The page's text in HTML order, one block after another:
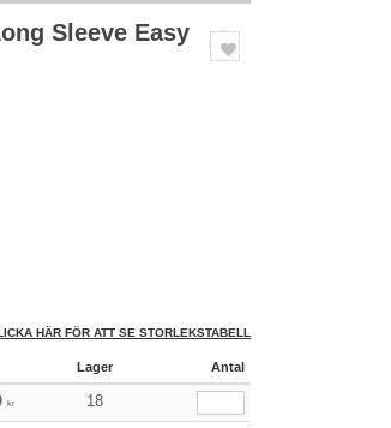
Sleeve Easy
HÄR FÖR ATT SE STORLEKSTABELL
Lager Antal
kr 18